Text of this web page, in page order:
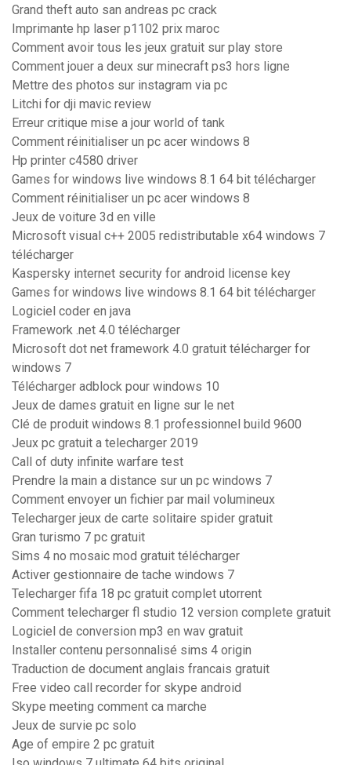
Grand theft auto san andreas pc crack
Imprimante hp laser p1102 prix maroc
Comment avoir tous les jeux gratuit sur play store
Comment jouer a deux sur minecraft ps3 hors ligne
Mettre des photos sur instagram via pc
Litchi for dji mavic review
Erreur critique mise a jour world of tank
Comment réinitialiser un pc acer windows 8
Hp printer c4580 driver
Games for windows live windows 8.1 64 bit télécharger
Comment réinitialiser un pc acer windows 8
Jeux de voiture 3d en ville
Microsoft visual c++ 2005 redistributable x64 windows 7
télécharger
Kaspersky internet security for android license key
Games for windows live windows 8.1 64 bit télécharger
Logiciel coder en java
Framework .net 4.0 télécharger
Microsoft dot net framework 4.0 gratuit télécharger for
windows 7
Télécharger adblock pour windows 10
Jeux de dames gratuit en ligne sur le net
Clé de produit windows 8.1 professionnel build 9600
Jeux pc gratuit a telecharger 2019
Call of duty infinite warfare test
Prendre la main a distance sur un pc windows 7
Comment envoyer un fichier par mail volumineux
Telecharger jeux de carte solitaire spider gratuit
Gran turismo 7 pc gratuit
Sims 4 no mosaic mod gratuit télécharger
Activer gestionnaire de tache windows 7
Telecharger fifa 18 pc gratuit complet utorrent
Comment telecharger fl studio 12 version complete gratuit
Logiciel de conversion mp3 en wav gratuit
Installer contenu personnalisé sims 4 origin
Traduction de document anglais francais gratuit
Free video call recorder for skype android
Skype meeting comment ca marche
Jeux de survie pc solo
Age of empire 2 pc gratuit